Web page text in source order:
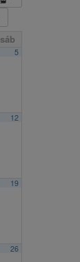
sáb
5
12
19
26